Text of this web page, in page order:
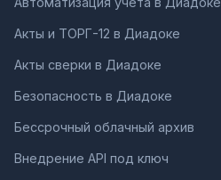
Акты и ТОРГ-12 в Диадоке
Акты сверки в Диадоке
Безопасность в Диадоке
Бессрочный облачный архив
Внедрение API под ключ